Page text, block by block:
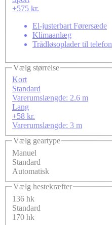
+575 kr.
El-justerbart Førersæde
Klimaanlæg
Trådløsoplader til telefon
Vælg størrelse
Kort
Standard
Varerumslængde: 2.6 m
Lang
+58 kr.
Varerumslængde: 3 m
Vælg geartype
Manuel
Standard
Automatisk
Vælg hestekræfter
136 hk
Standard
170 hk